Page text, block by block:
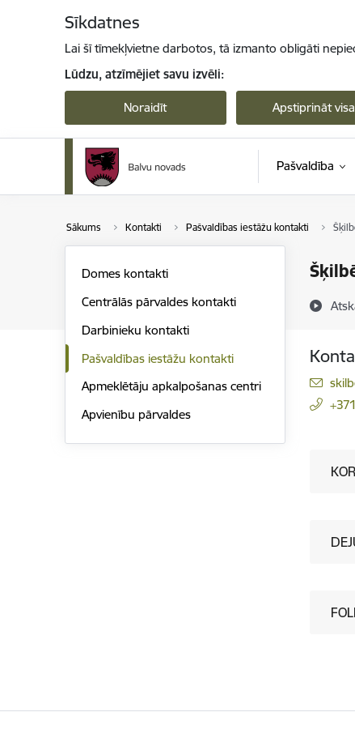
Sīkdatnes
Lai šī tīmekļvietne darbotos, tā izmanto obligāti
Lūdzu, atzīmējiet savu izvēli:
Noraidīt Apstiprināt
Pašvaldība
Sākums Kontakti Pašvaldības iestāžu kontakti
Domes kontakti
Centrālās pārvaldes kontakti
Darbinieku kontakti
Pašvaldības iestāžu kontakti
Apmeklētāju apkalpošanas centri
Apvienību pārvaldes
E-